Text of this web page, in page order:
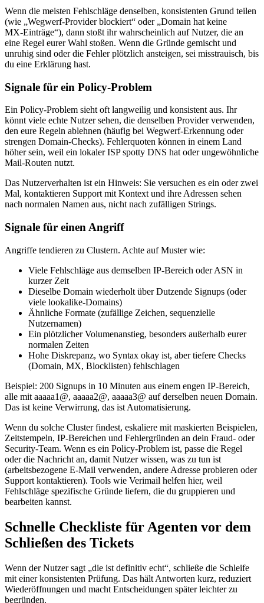
Wenn die meisten Fehlschläge denselben, konsistenten Grund teilen
(wie „Wegwerf‑Provider blockiert“ oder „Domain hat keine
MX‑Einträge“), dann stoßt ihr wahrscheinlich auf Nutzer, die an
eine Regel eurer Wahl stoßen. Wenn die Gründe gemischt und
unruhig sind oder die Fehler plötzlich ansteigen, sei misstrauisch, bis
du eine Erklärung hast.
Signale für ein Policy‑Problem
Ein Policy‑Problem sieht oft langweilig und konsistent aus. Ihr
könnt viele echte Nutzer sehen, die denselben Provider verwenden,
den eure Regeln ablehnen (häufig bei Wegwerf‑Erkennung oder
strengen Domain‑Checks). Fehlerquoten können in einem Land
höher sein, weil ein lokaler ISP spotty DNS hat oder ungewöhnliche
Mail‑Routen nutzt.
Das Nutzerverhalten ist ein Hinweis: Sie versuchen es ein oder zwei
Mal, kontaktieren Support mit Kontext und ihre Adressen sehen
nach normalen Namen aus, nicht nach zufälligen Strings.
Signale für einen Angriff
Angriffe tendieren zu Clustern. Achte auf Muster wie:
Viele Fehlschläge aus demselben IP‑Bereich oder ASN in
kurzer Zeit
Dieselbe Domain wiederholt über Dutzende Signups (oder
viele lookalike‑Domains)
Ähnliche Formate (zufällige Zeichen, sequenzielle
Nutzernamen)
Ein plötzlicher Volumenanstieg, besonders außerhalb eurer
normalen Zeiten
Hohe Diskrepanz, wo Syntax okay ist, aber tiefere Checks
(Domain, MX, Blocklisten) fehlschlagen
Beispiel: 200 Signups in 10 Minuten aus einem engen IP‑Bereich,
alle mit aaaaa1@, aaaaa2@, aaaaa3@ auf derselben neuen Domain.
Das ist keine Verwirrung, das ist Automatisierung.
Wenn du solche Cluster findest, eskaliere mit maskierten Beispielen,
Zeitstempeln, IP‑Bereichen und Fehlergründen an dein Fraud‑ oder
Security‑Team. Wenn es ein Policy‑Problem ist, passe die Regel
oder die Nachricht an, damit Nutzer wissen, was zu tun ist
(arbeitsbezogene E‑Mail verwenden, andere Adresse probieren oder
Support kontaktieren). Tools wie Verimail helfen hier, weil
Fehlschläge spezifische Gründe liefern, die du gruppieren und
bearbeiten kannst.
Schnelle Checkliste für Agenten vor dem
Schließen des Tickets
Wenn der Nutzer sagt „die ist definitiv echt“, schließe die Schleife
mit einer konsistenten Prüfung. Das hält Antworten kurz, reduziert
Wiederöffnungen und macht Entscheidungen später leichter zu
begründen.